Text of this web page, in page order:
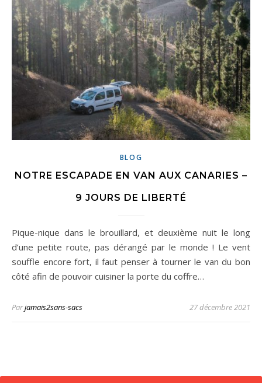
BLOG
NOTRE ESCAPADE EN VAN AUX CANARIES –
9 JOURS DE LIBERTÉ
Pique-nique dans le brouillard, et deuxième nuit le long
d’une petite route, pas dérangé par le monde ! Le vent
souffle encore fort, il faut penser à tourner le van du bon
côté afin de pouvoir cuisiner la porte du coffre…
Parjamais2sans-sacs 27 décembre 2021